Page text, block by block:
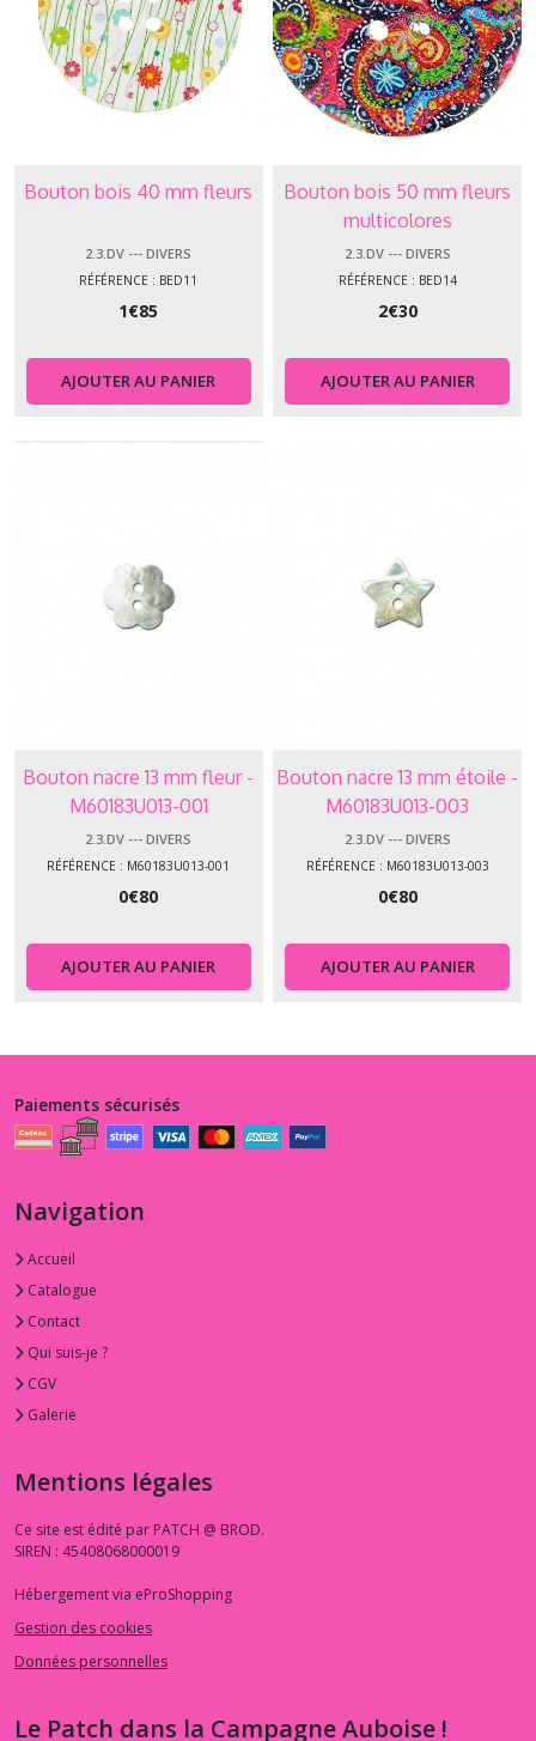
Bouton bois 40 mm fleurs
2.3.DV --- DIVERS
RÉFÉRENCE : BED11
1€85
AJOUTER AU PANIER
Bouton bois 50 mm fleurs
multicolores
2.3.DV --- DIVERS
RÉFÉRENCE : BED14
2€30
AJOUTER AU PANIER
Bouton nacre 13 mm fleur -
M60183U013-001
2.3.DV --- DIVERS
RÉFÉRENCE : M60183U013-001
0€80
AJOUTER AU PANIER
Bouton nacre 13 mm étoile -
M60183U013-003
2.3.DV --- DIVERS
RÉFÉRENCE : M60183U013-003
0€80
AJOUTER AU PANIER
Paiements sécurisés
Navigation
Accueil
Catalogue
Contact
Qui suis-je ?
CGV
Galerie
Mentions légales
Ce site est édité par PATCH @ BROD.
SIREN : 45408068000019
Hébergement via eProShopping
Gestion des cookies
Données personnelles
Le Patch dans la Campagne Auboise !